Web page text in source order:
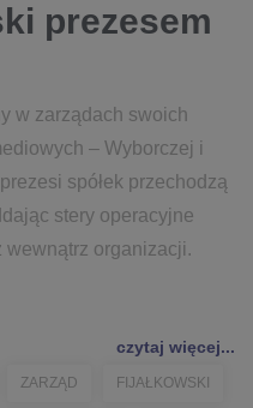
prezesem
w zarządach swoich
– Wyborczej i
spółek przechodzą
stery operacyjne
wewnątrz organizacji.
czytaj więcej...
ZARZĄD FIJAŁKOWSKI